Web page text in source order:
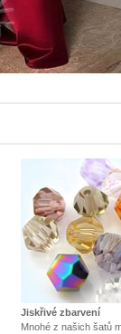
Jiskřivé zbarvení
Mnohé z našich šatů